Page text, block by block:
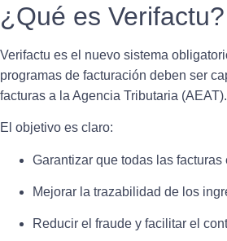
¿Qué es Verifactu?
Verifactu es el nuevo sistema
programas de facturación deben ser
facturas a la Agencia Tributaria (AEAT)
El objetivo es claro:
Garantizar que todas las
Mejorar la trazabilidad de los
Reducir el fraude y facilitar el